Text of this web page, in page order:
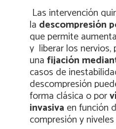
Las intervención
la descompresión
que permite
y liberar los
unafijación
casos de
descompresión
forma clásica o por
invasiva en función
compresión y